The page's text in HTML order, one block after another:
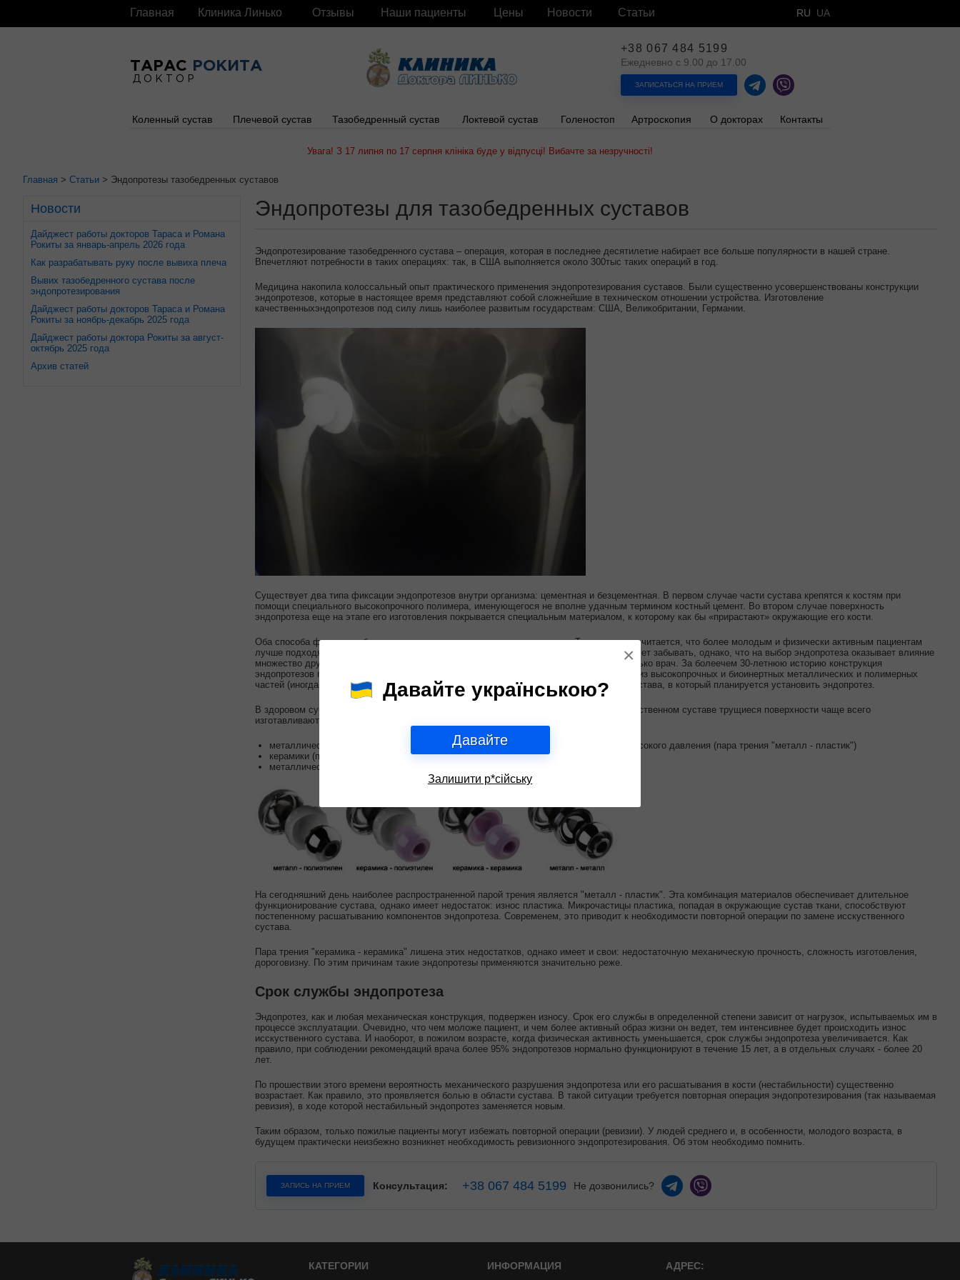
Давайте українською?
Давайте
Залишити р*сійську
×
Главная Клиника Линько Отзывы Наши пациенты Цены Новости Статьи RU UA
ТАРАС РОКИТА
ДОКТОР
+38 067 484 5199
Ежедневно с 9.00 до 17.00
ЗАПИСАТЬСЯ НА ПРИЕМ
Коленный сустав Плечевой сустав Тазобедренный сустав Локтевой сустав Голеностоп Артроскопия О докторах Контакты
Увага! З 17 липня по 17 серпня клініка буде у відпусці! Вибачте за незручності!
Главная > Статьи > Эндопротезы тазобедренных суставов
Новости
Дайджест работы докторов Тараса и Романа
Рокиты за январь-апрель 2026 года
Как разрабатывать руку после вывиха плеча
Вывих тазобедренного сустава после
эндопротезирования
Дайджест работы докторов Тараса и Романа
Рокиты за ноябрь-декабрь 2025 года
Дайджест работы доктора Рокиты за август-
октябрь 2025 года
Архив статей
Эндопротезы для тазобедренных суставов
Эндопротезирование тазобедренного сустава – операция, которая в последнее десятилетие набирает все больше популярности в нашей стране.
Впечетляют потребности в таких операциях: так, в США выполняется около 300тыс таких операций в год.
Медицина накопила колоссальный опыт практического применения эндопротезирования суставов. Были существенно усовершенствованы конструкции
эндопротезов, которые в настоящее время представляют собой сложнейшие в техническом отношении устройства. Изготовление
качественныхэндопротезов под силу лишь наиболее развитым государствам: США, Великобритании, Германии.
Существует два типа фиксации эндопротезов внутри организма: цементная и безцементная. В первом случае части сустава крепятся к костям при
помощи специального высокопрочного полимера, именующегося не вполне удачным термином костный цемент. Во втором случае поверхность
эндопротеза еще на этапе его изготовления покрывается специальным материалом, к которому как бы «прирастают» окружающие его кости.
Оба способа фиксации обеспечивают надежное крепление эндопротеза. Тем не менее считается, что более молодым и физически активным пациентам
лучше подходят безцементные эндопротезы, тогда как пожилым – цементные. Не следует забывать, однако, что на выбор эндопротеза оказывает влияние
множество других факторов, поэтому правильно подобрать тип эндопротеза может только врач. За болеечем 30-летнюю историю конструкция
эндопротезов претерпела существенные изменения. Современный эндопротез состоит из высокопрочных и биоинертных металлических и полимерных
частей (иногда - из керамики), форма которых в известной степени повторяет форму сустава, в который планируется установить эндопротез.
В здоровом суставе человека трение происходит между суставными хрящами. В исскуственном суставе трущиеся поверхности чаще всего
изготавливаются из:
металлического сплава и высокопрочного полимера, называемого полиэтиленом высокого давления (пара трения "металл - пластик")
керамики (пара трения "керамика - керамика")
металлического сплава (пара трения "металл - металл")
На сегодняшний день наиболее распространенной парой трения является "металл - пластик". Эта комбинация материалов обеспечивает длительное
функционирование сустава, однако имеет недостаток: износ пластика. Микрочастицы пластика, попадая в окружающие сустав ткани, способствуют
постепенному расшатыванию компонентов эндопротеза. Современем, это приводит к необходимости повторной операции по замене исскуственного
сустава.
Пара трения "керамика - керамика" лишена этих недостатков, однако имеет и свои: недостаточную механическую прочность, сложность изготовления,
дороговизну. По этим причинам такие эндопротезы применяются значительно реже.
Срок службы эндопротеза
Эндопротез, как и любая механическая конструкция, подвержен износу. Срок его службы в определенной степени зависит от нагрузок, испытываемых им в
процессе эксплуатации. Очевидно, что чем моложе пациент, и чем более активный образ жизни он ведет, тем интенсивнее будет происходить износ
исскуственного сустава. И наоборот, в пожилом возрасте, когда физическая активность уменьшается, срок службы эндопротеза увеличивается. Как
правило, при соблюдении рекомендаций врача более 95% эндопротезов нормально функционируют в течение 15 лет, а в отдельных случаях - более 20
лет.
По прошествии этого времени вероятность механического разрушения эндопротеза или его расшатывания в кости (нестабильности) существенно
возрастает. Как правило, это проявляется болью в области сустава. В такой ситуации требуется повторная операция эндопротезирования (так называемая
ревизия), в ходе которой нестабильный эндопротез заменяется новым.
Таким образом, только пожилые пациенты могут избежать повторной операции (ревизии). У людей среднего и, в особенности, молодого возраста, в
будущем практически неизбежно возникнет необходимость ревизионного эндопротезирования. Об этом необходимо помнить.
ЗАПИСЬ НА ПРИЕМ Консультация: +38 067 484 5199 Не дозвонились?
КАТЕГОРИИ ИНФОРМАЦИЯ АДРЕС: